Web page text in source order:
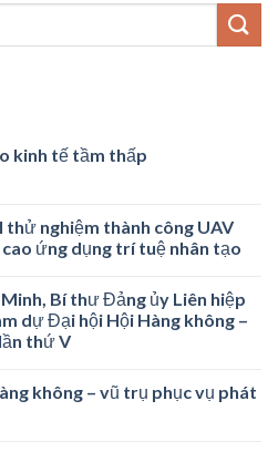
kinh tế tầm thấp
thử nghiệm thành công UAV
ứng dụng trí tuệ nhân tạo
Minh, Bí thư Đảng ủy Liên hiệp
dự Đại hội Hội Hàng không –
thứ V
không – vũ trụ phục vụ phát